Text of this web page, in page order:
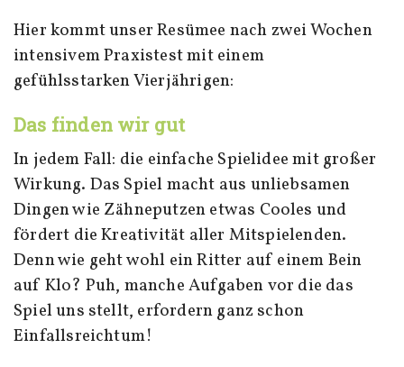
Hier kommt unser Resümee nach zwei Wochen
intensivem Praxistest mit einem
gefühlsstarken Vierjährigen:
Das finden wir gut
In jedem Fall: die einfache Spielidee mit großer
Wirkung. Das Spiel macht aus unliebsamen
Dingen wie Zähneputzen etwas Cooles und
fördert die Kreativität aller Mitspielenden.
Denn wie geht wohl ein Ritter auf einem Bein
auf Klo? Puh, manche Aufgaben vor die das
Spiel uns stellt, erfordern ganz schon
Einfallsreichtum!